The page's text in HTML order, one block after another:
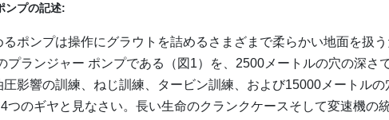
ンプの記述:
ポンプは操作にグラウトを詰めるさまざまで柔らかい地面を扱
プランジャー ポンプである（図1）を、2500メートルの穴の深さ
影響の訓練、ねじ訓練、タービン訓練、および15000メートル
つのギヤと見なさい。長い生命のクランクケースそして変速機の